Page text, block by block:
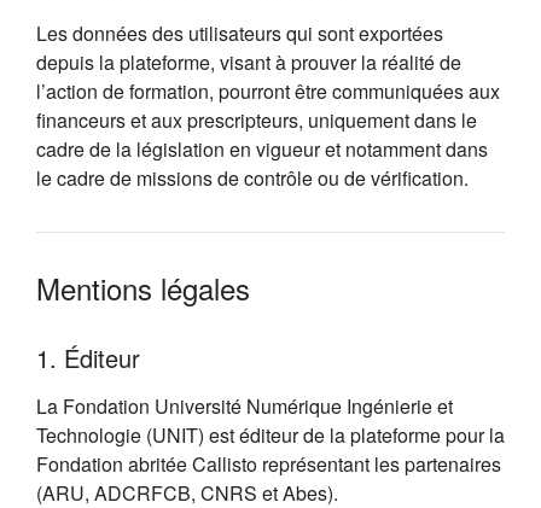
Les données des utilisateurs qui sont exportées
depuis la plateforme, visant à prouver la réalité de
l’action de formation, pourront être communiquées aux
financeurs et aux prescripteurs, uniquement dans le
cadre de la législation en vigueur et notamment dans
le cadre de missions de contrôle ou de vérification.
Mentions légales
1. Éditeur
La Fondation Université Numérique Ingénierie et
Technologie (UNIT) est éditeur de la plateforme pour la
Fondation abritée Callisto représentant les partenaires
(ARU, ADCRFCB, CNRS et Abes).